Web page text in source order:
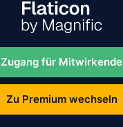
Zugang für Mitwirkende
Zu Premium wechseln